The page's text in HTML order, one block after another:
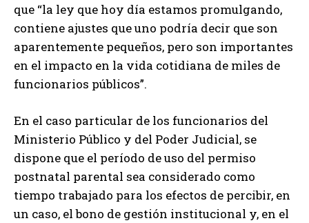
que “la ley que hoy día estamos promulgando,
contiene ajustes que uno podría decir que son
aparentemente pequeños, pero son importantes
en el impacto en la vida cotidiana de miles de
funcionarios públicos”.
En el caso particular de los funcionarios del
Ministerio Público y del Poder Judicial, se
dispone que el período de uso del permiso
postnatal parental sea considerado como
tiempo trabajado para los efectos de percibir, en
un caso, el bono de gestión institucional y, en el